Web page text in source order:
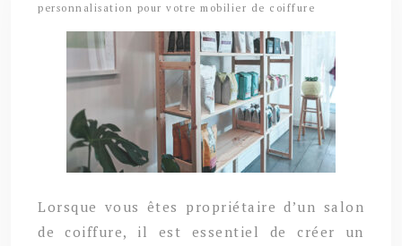
personnalisation pour votre mobilier de coiffure
Lorsque vous êtes propriétaire d’un salon
de coiffure, il est essentiel de créer un